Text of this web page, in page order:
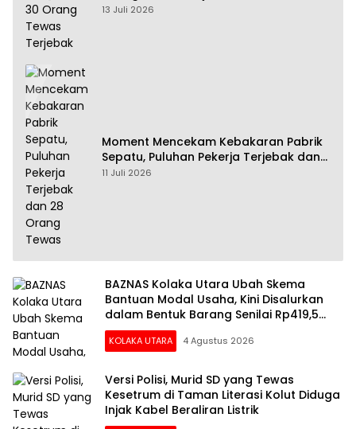
13 Juli 2026
Moment Mencekam Kebakaran Pabrik
Sepatu, Puluhan Pekerja Terjebak dan
28 Orang Tewas
11 Juli 2026
BAZNAS Kolaka Utara Ubah Skema
Bantuan Modal Usaha, Kini Disalurkan
dalam Bentuk Barang Senilai Rp419,5
Juta
KOLAKA UTARA 4 Agustus 2026
Versi Polisi, Murid SD yang Tewas
Kesetrum di Taman Literasi Kolut Diduga
Injak Kabel Beraliran Listrik